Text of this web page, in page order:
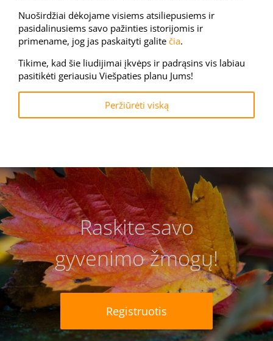
Nuoširdžiai dėkojame visiems atsiliepusiems ir
pasidalinusiems savo pažinties istorijomis ir
primename, jog jas paskaityti galite čia.
Tikime, kad šie liudijimai įkvėps ir padrąsins vis labiau
pasitikėti geriausiu Viešpaties planu Jums!
Peržiūrėti viską
Raskite savo
gyvenimo žmogų!
Registruotis